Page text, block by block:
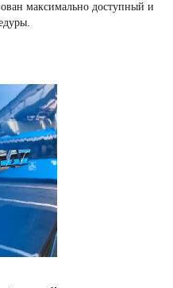
максимально доступный и